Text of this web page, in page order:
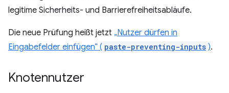
legitime Sicherheits- und Barrierefreiheitsabläufe.
Die neue Prüfung heißt jetzt „Nutzer dürfen in
Eingabefelder einfügen“ ( paste-preventing-inputs ).
Knotennutzer